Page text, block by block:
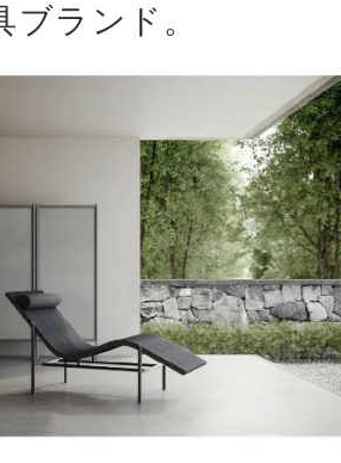
ブランド。